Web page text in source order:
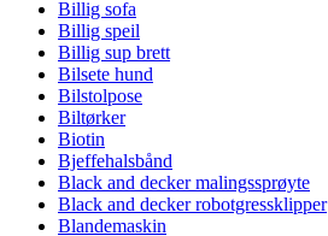
Billig sofa
Billig speil
Billig sup brett
Bilsete hund
Bilstolpose
Biltørker
Biotin
Bjeffehalsbånd
Black and decker malingssprøyte
Black and decker robotgressklipper
Blandemaskin